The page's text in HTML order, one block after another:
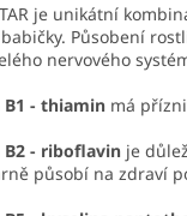
je unikátní
Působení
nervového
- thiamin má
- riboflavin je
působí na zdraví